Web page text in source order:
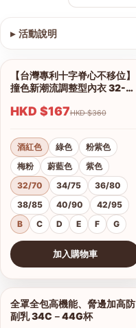
▸ 活動說明
1/12
查看圖片
【台灣專利十字脊心不移位】
撞色新潮流調整型內衣 32-42
HKD $167 HKD $360
酒紅色 綠色
粉紫色
梅粉
蔚藍色
紫色
32/70
34/75
36/80
38/85
40/90
42/95
B
C D E F G
加入購物車
1/5
查看圖片
全罩全包高機能、脅邊加高防
副乳 34C－44G杯